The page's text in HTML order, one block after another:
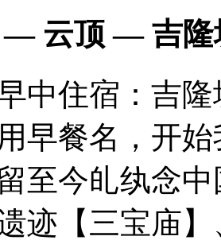
— 云顶 — 吉隆
中住宿：吉
早餐名，开
至今癿纨念
迹【三宝庙